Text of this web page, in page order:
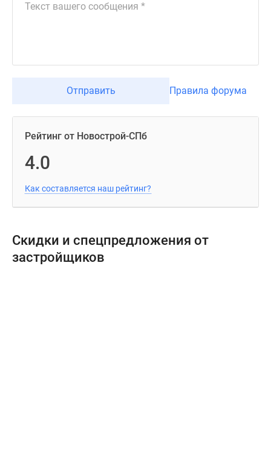
Отправить Правила форума
Рейтинг от Новострой-СПб
4.0
Как составляется наш рейтинг?
Скидки и спецпредложения от
застройщиков